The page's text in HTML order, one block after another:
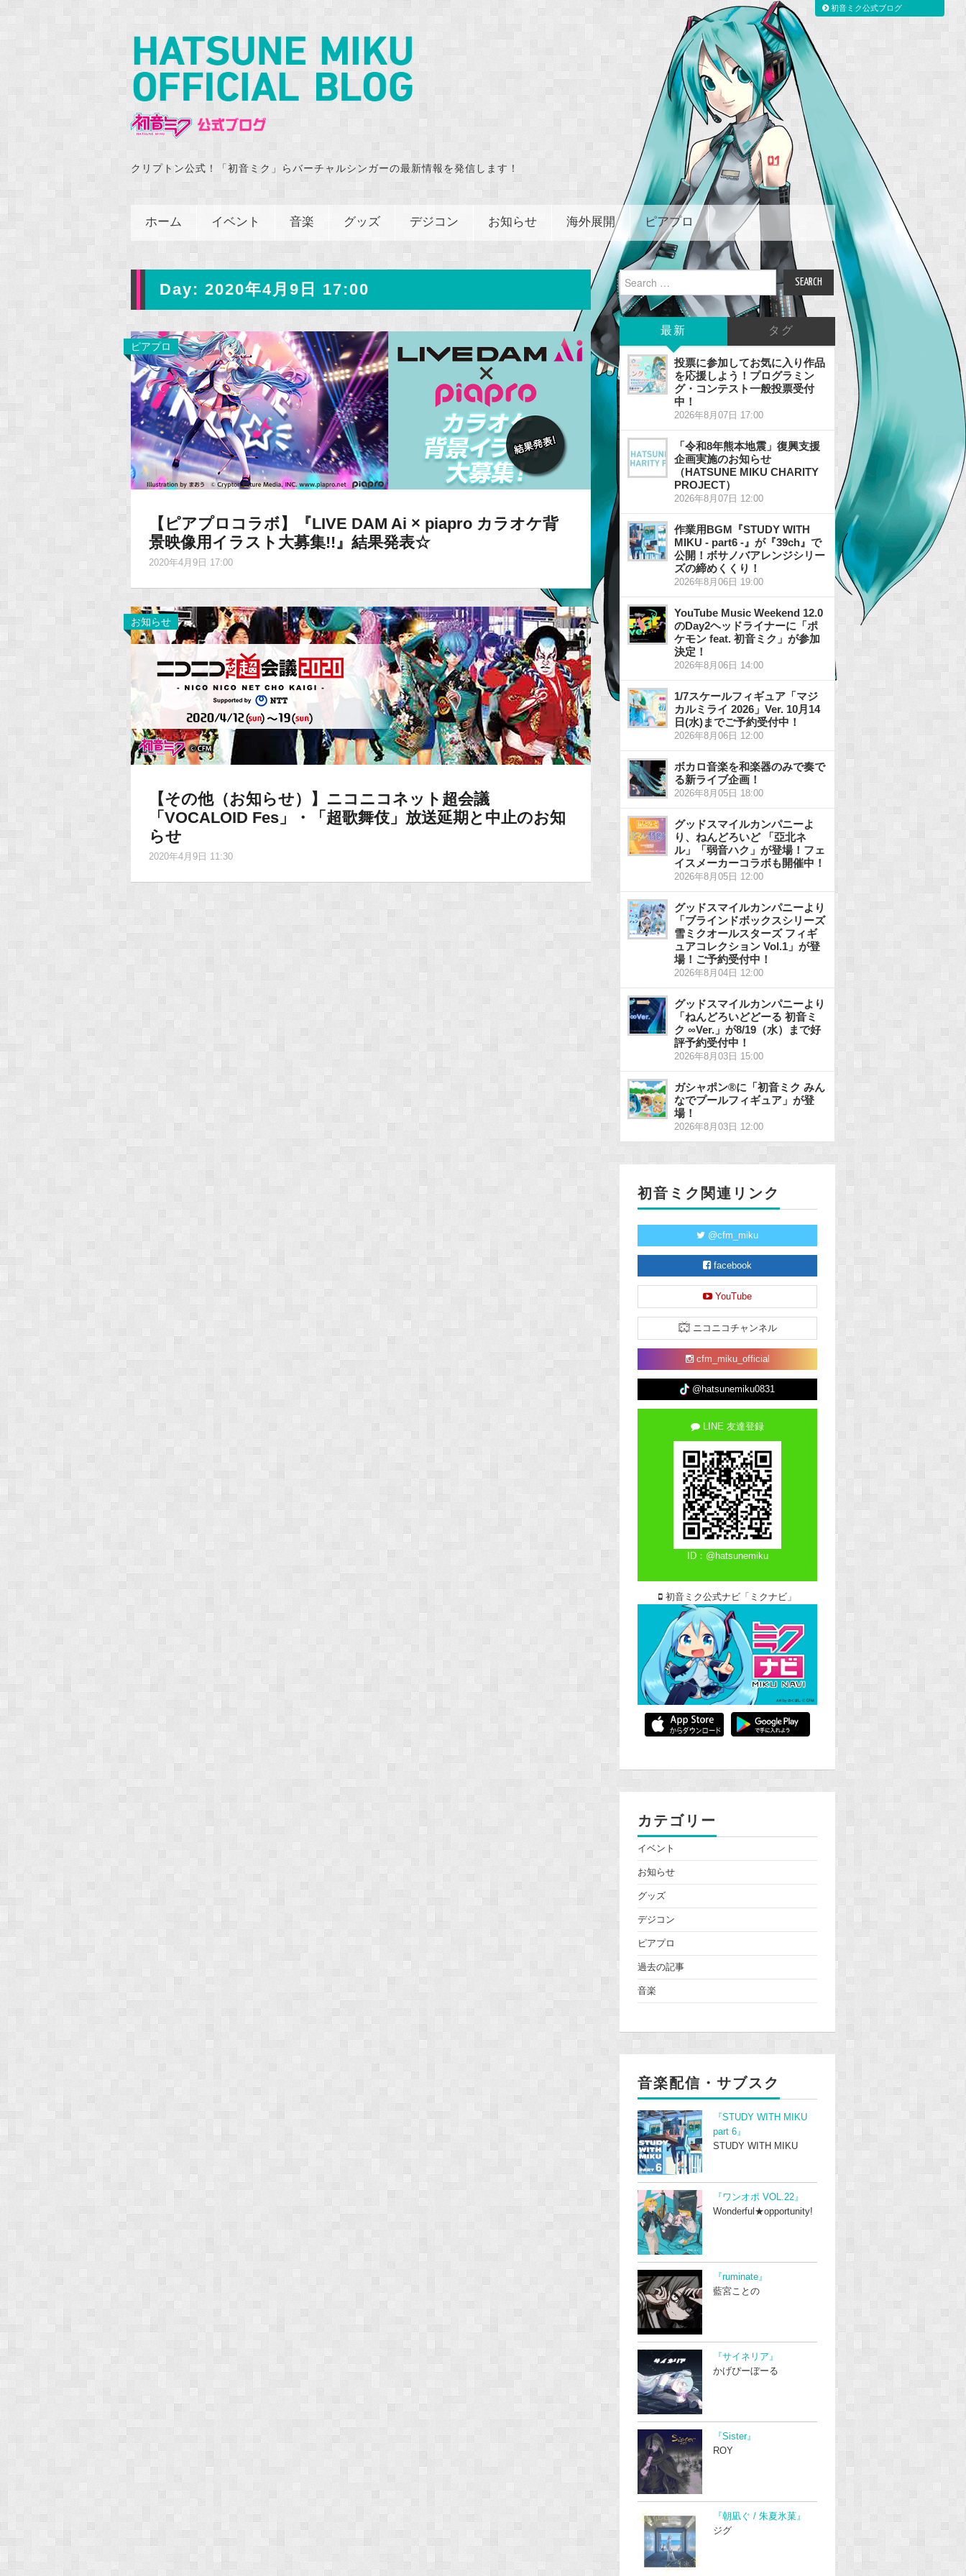
クリプトン公式！「初音ミク」らバーチャルシンガーの最新情報を発信します！
ホーム イベント 音楽 グッズ デジコン お知らせ 海外展開 ピアプロ
Day: 2020年4月9日 17:00
ピアプロ
【ピアプロコラボ】『LIVE DAM Ai × piapro カラオケ背
景映像用イラスト大募集!!』結果発表☆
2020年4月9日 17:00
お知らせ
【その他（お知らせ）】ニコニコネット超会議
「VOCALOID Fes」・「超歌舞伎」放送延期と中止のお知
らせ
2020年4月9日 11:30
Search
for:
最新 タグ
投票に参加してお気に入り作品
を応援しよう！プログラミン
グ・コンテスト一般投票受付
中！
2026年8月07日 17:00
「令和8年熊本地震」復興支援
企画実施のお知らせ
（HATSUNE MIKU CHARITY
PROJECT）
2026年8月07日 12:00
作業用BGM『STUDY WITH
MIKU - part6 -』が『39ch』で
公開！ボサノバアレンジシリー
ズの締めくくり！
2026年8月06日 19:00
YouTube Music Weekend 12.0
のDay2ヘッドライナーに「ポ
ケモン feat. 初音ミク」が参加
決定！
2026年8月06日 14:00
1/7スケールフィギュア「マジ
カルミライ 2026」Ver. 10月14
日(水)までご予約受付中！
2026年8月06日 12:00
ボカロ音楽を和楽器のみで奏で
る新ライブ企画！
2026年8月05日 18:00
グッドスマイルカンパニーよ
り、ねんどろいど 「亞北ネ
ル」「弱音ハク」が登場！フェ
イスメーカーコラボも開催中！
2026年8月05日 12:00
グッドスマイルカンパニーより
「ブラインドボックスシリーズ
雪ミクオールスターズ フィギ
ュアコレクション Vol.1」が登
場！ご予約受付中！
2026年8月04日 12:00
グッドスマイルカンパニーより
「ねんどろいどどーる 初音ミ
ク ∞Ver.」が8/19（水）まで好
評予約受付中！
2026年8月03日 15:00
ガシャポン®に「初音ミク みん
なでプールフィギュア」が登
場！
2026年8月03日 12:00
初音ミク関連リンク
@cfm_miku
facebook
YouTube
ニコニコチャンネル
cfm_miku_official
@hatsunemiku0831
LINE 友達登録
ID：@hatsunemiku
初音ミク公式ナビ「ミクナビ」
カテゴリー
イベント
お知らせ
グッズ
デジコン
ピアプロ
過去の記事
音楽
音楽配信・サブスク
『STUDY WITH MIKU
part 6』
STUDY WITH MIKU
『ワンオポ VOL.22』
Wonderful★opportunity!
『ruminate』
藍宮ことの
『サイネリア』
かげぴーぼーる
『Sister』
ROY
『朝凪ぐ / 朱夏氷菓』
ジグ
初音ミク公式ブログ